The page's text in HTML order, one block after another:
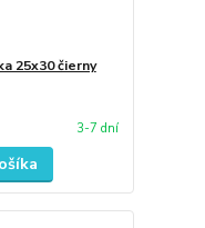
25x30 čierny
3-7 dní